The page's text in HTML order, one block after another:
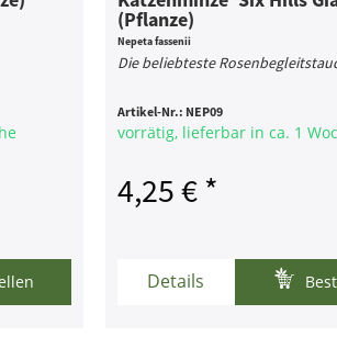
(Pflanze)
Nepeta fassenii
Die beliebteste
Artikel-Nr.: NEP09
vorrätig, lieferbar in ca. 1
4,25 € *
Details